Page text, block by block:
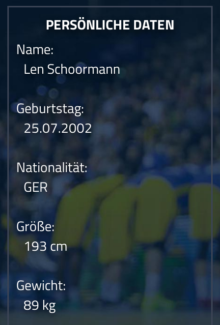
PERSÖNLICHE DATEN
Name:
Len Schoormann
Geburtstag:
25.07.2002
Nationalität:
GER
Größe:
193 cm
Gewicht:
89 kg